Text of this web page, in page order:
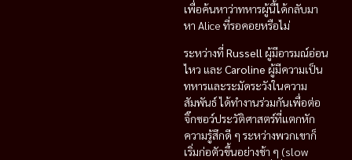
เพื่อค้นหาว่าทหารผู้นี้ได้กลับมา
หา Alice ที่รอคอยหรือไม่
ระหว่างที่ Russell ผู้มีอารมณ์อ่อน
ไหว และ Caroline ผู้มีความเป็น
ทหารและระมัดระวังในความ
สัมพันธ์ ได้ทำงานร่วมกันเพื่อต่อ
จิ๊กซอว์ประวัติศาสตร์ที่แตกหัก
ความรู้สึกดี ๆ ระหว่างพวกเขาก็
เริ่มก่อตัวขึ้นอย่างช้า ๆ (slow